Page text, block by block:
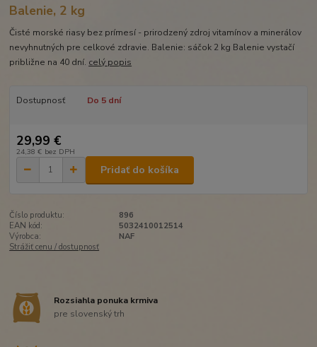
Balenie, 2 kg
Čisté morské riasy bez prímesí - prirodzený zdroj vitamínov a minerálov
nevyhnutných pre celkové zdravie. Balenie: sáčok 2 kg Balenie vystačí
približne na 40 dní. celý popis
Dostupnosť Do 5 dní
29,99 €
24,38 € bez DPH
Pridať do košíka
Číslo produktu:
896
EAN kód:
5032410012514
Výrobca:
NAF
Strážiť cenu / dostupnosť
Rozsiahla ponuka krmiva
pre slovenský trh